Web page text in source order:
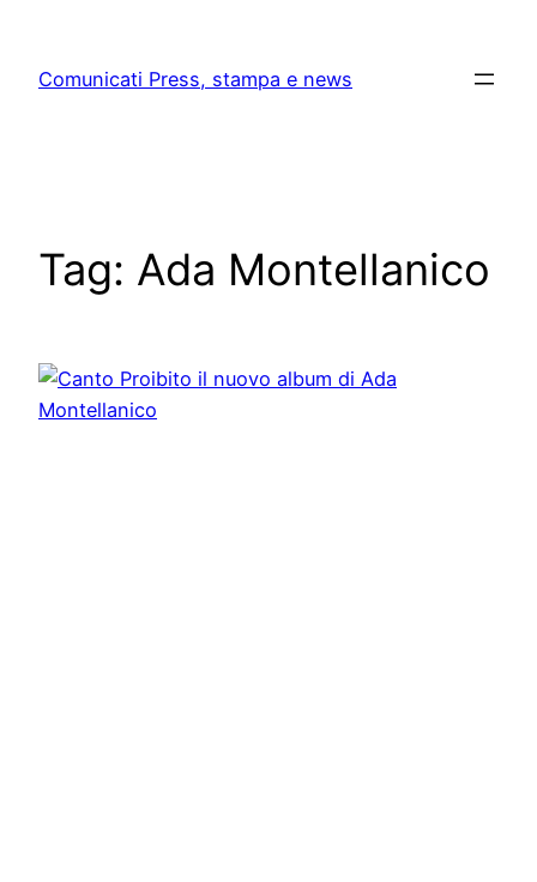
content
Comunicati Press, stampa e news
Tag: Ada Montellanico